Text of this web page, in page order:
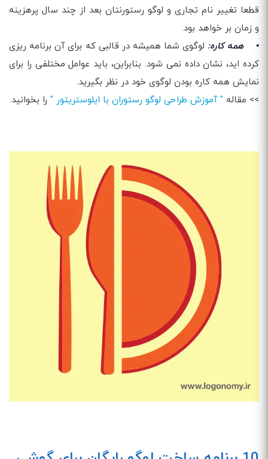
قطعا تغییر نام تجاری و لوگو رستورنتان بعد از چند سال پرهزینه
و زمان بر خواهد بود.
• همه کاره: لوگوی شما همیشه در قالبی که برای آن برنامه ریزی
کرده اید، نشان داده نمی شود. بنابراین، باید عوامل مختلفی را برای
نمایش همه کاره بودن لوگوی خود در نظر بگیرید.
>> مقاله " آموزش طراحی لوگو رستوران با ایلوستریتور " را بخوانید.